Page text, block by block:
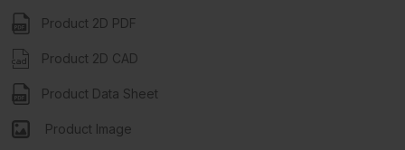
Product 2D PDF
Product 2D CAD
Product Data Sheet
Product Image